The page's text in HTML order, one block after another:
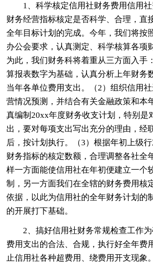
1、科学核定信用社财务费用信用社
财务经营指标核定是否科学、合理，直
全年目标计划的完成。今年，我们将按
办公会要求，认真测定、科学核算各项
为此，我们财务科将着重从三方面入手
算报表数字为基础，认真分析上年财务
当年各单位费用支出。（2）组织信用
营情况预测，并结合有关金融政策和本
真编制20xx年度财务收支计划，特别是
出，要对每项支出写出充分的理由，经
后，按计划执行。（3）根据年初上级
财务指标的核定数额，合理调整各社全
样一方面能使信用社在年初便建立一个
制，另一方面我们在全辖的财务费用核
依据，以此为信用社的全年财务计划的
的开展打下基础。
2、搞好信用社财务常规检查工作为
费用支出的合法、合规，执行好全年费
止信用社各种超费用、绕费用开支现象